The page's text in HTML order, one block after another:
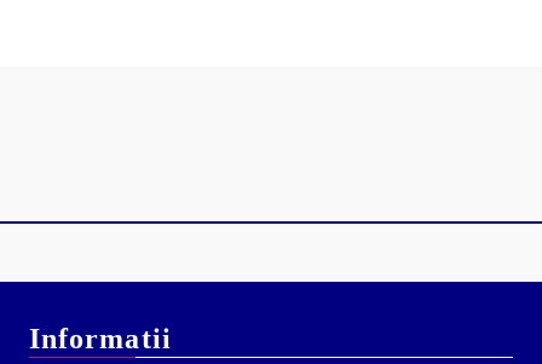
Display:1920x1080 OLED.
Informatii